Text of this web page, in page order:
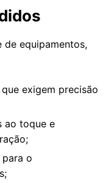
de equipamentos,
exigem precisão
ao toque e
para o